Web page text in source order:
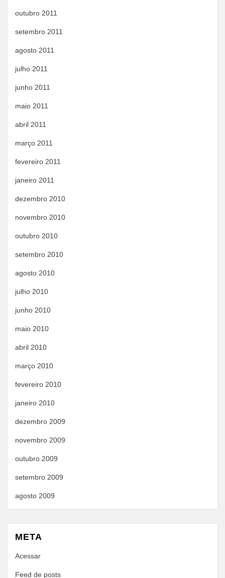
outubro 2011
setembro 2011
agosto 2011
julho 2011
junho 2011
maio 2011
abril 2011
março 2011
fevereiro 2011
janeiro 2011
dezembro 2010
novembro 2010
outubro 2010
setembro 2010
agosto 2010
julho 2010
junho 2010
maio 2010
abril 2010
março 2010
fevereiro 2010
janeiro 2010
dezembro 2009
novembro 2009
outubro 2009
setembro 2009
agosto 2009
META
Acessar
Feed de posts